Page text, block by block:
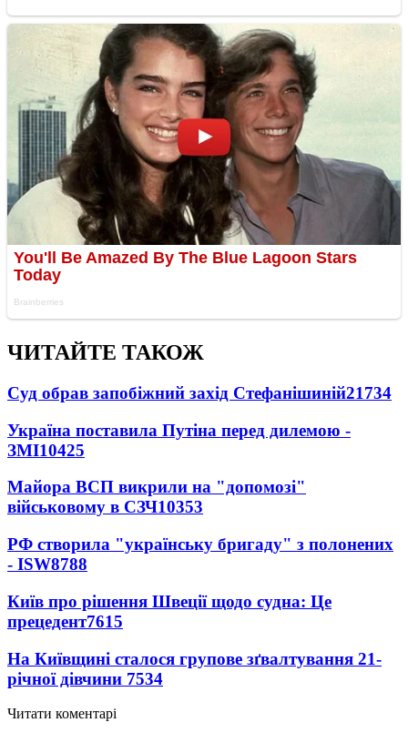
ЧИТАЙТЕ ТАКОЖ
Суд обрав запобіжний захід Стефанішиній21734
Україна поставила Путіна перед дилемою -
ЗМІ10425
Майора ВСП викрили на "допомозі"
військовому в СЗЧ10353
РФ створила "українську бригаду" з полонених
- ISW8788
Київ про рішення Швеції щодо судна: Це
прецедент7615
На Київщині сталося групове зґвалтування 21-
річної дівчини 7534
Читати коментарі